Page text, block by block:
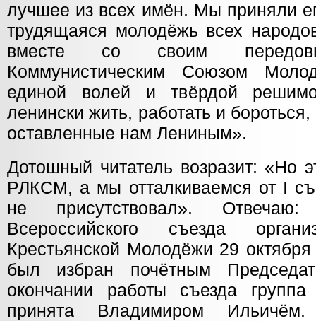
лучшее из всех имён. Мы приняли
трудящаяся молодёжь всех
вместе со своим
Коммунистическим Союзом
единой волей и твёрдой
ленински жить, работать и
оставленные нам Лениным».
Дотошный читатель возразит: «Но
РЛКСМ, а мы отталкиваемся от I
не присутствовал».
Всероссийского съезда
Крестьянской Молодёжи 29
был избран почётным
окончании работы съезда
принята Владимиром